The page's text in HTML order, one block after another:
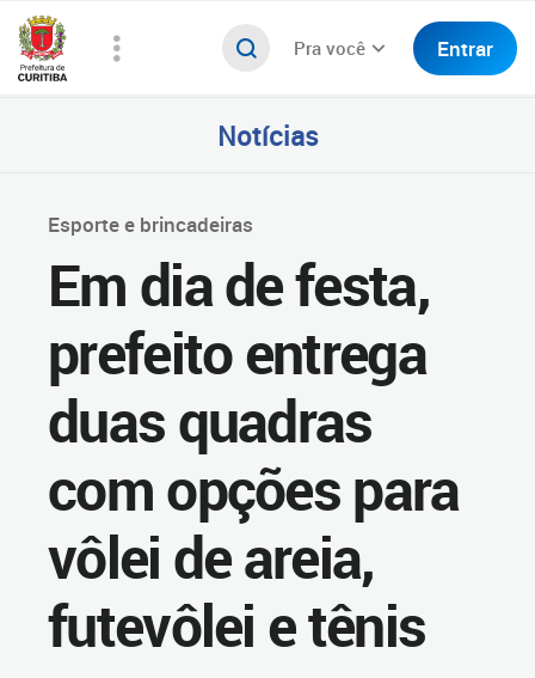
Pra você Entrar
Notícias
Esporte e brincadeiras
Em dia de festa,
prefeito entrega
duas quadras
com opções para
vôlei de areia,
futevôlei e tênis